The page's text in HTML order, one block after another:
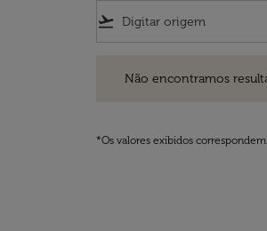
flight_takeoff
Não encontramos
*Os valores exibidos